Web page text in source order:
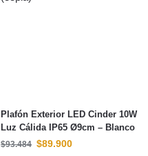
Plafón Exterior LED Cinder 10W
Luz Cálida IP65 Ø9cm – Blanco
$93.484 $89.900